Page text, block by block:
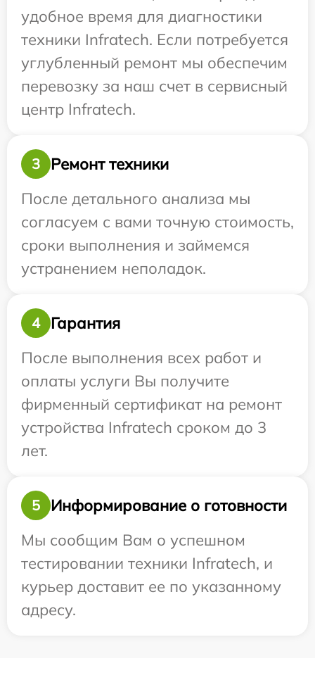
удобное время для диагностики
техники Infratech. Если потребуется
углубленный ремонт мы обеспечим
перевозку за наш счет в сервисный
центр Infratech.
3
Ремонт техники
После детального анализа мы
согласуем с вами точную стоимость,
сроки выполнения и займемся
устранением неполадок.
4
Гарантия
После выполнения всех работ и
оплаты услуги Вы получите
фирменный сертификат на ремонт
устройства Infratech сроком до 3
лет.
5
Информирование о готовности
Мы сообщим Вам о успешном
тестировании техники Infratech, и
курьер доставит ее по указанному
адресу.